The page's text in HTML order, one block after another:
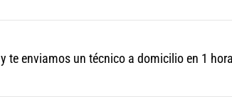
y te enviamos un técnico a domicilio en 1